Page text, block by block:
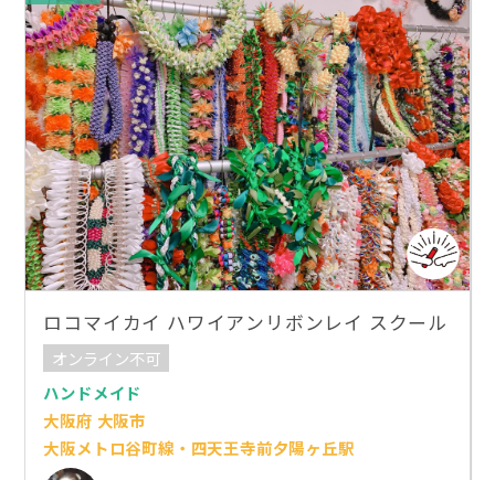
ロコマイカイ ハワイアンリボンレイ スクール
オンライン不可
ハンドメイド
大阪府 大阪市
大阪メトロ谷町線・四天王寺前夕陽ヶ丘駅